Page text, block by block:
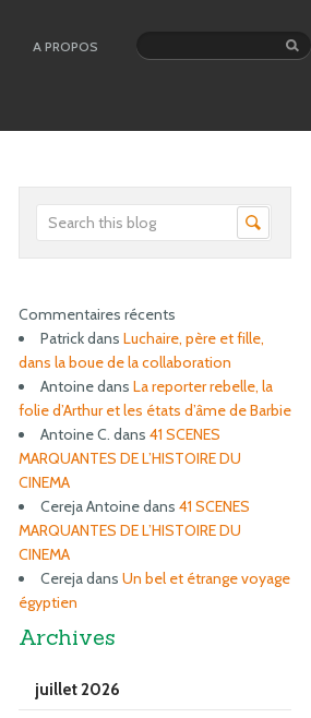
A PROPOS
Commentaires récents
Patrickdans Luchaire, père et fille,
dans la boue de la collaboration
Antoinedans La reporter rebelle, la
folie d’Arthur et les états d’âme de Barbie
Antoine C. dans 41 SCENES
MARQUANTES DE L’HISTOIRE DU
CINEMA
Cereja Antoinedans 41 SCENES
MARQUANTES DE L’HISTOIRE DU
CINEMA
Cerejadans Un bel et étrange voyage
égyptien
Archives
juillet 2026